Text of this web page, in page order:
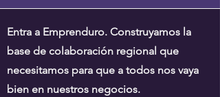
Entra a Emprenduro. Construyamos la
base de colaboración regional que
necesitamos para que a todos nos vaya
bien en nuestros negocios.